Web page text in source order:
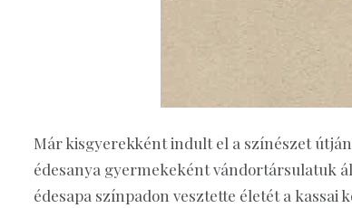
Már kisgyerekként indult el a színészet
édesanya gyermekeként vándortársulatuk
édesapa színpadon vesztette életét a